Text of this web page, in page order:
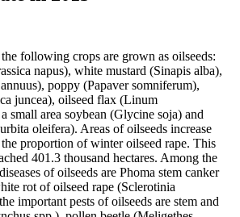
following crops are grown as oilseeds:
napus), white mustard (Sinapis alba),
poppy (Papaver somniferum),
juncea), oilseed flax (Linum
small area soybean (Glycine soja) and
oleifera). Areas of oilseeds increase
proportion of winter oilseed rape. This
401.3 thousand hectares. Among the
of oilseeds are Phoma stem canker
rot of oilseed rape (Sclerotinia
important pests of oilseeds are stem and